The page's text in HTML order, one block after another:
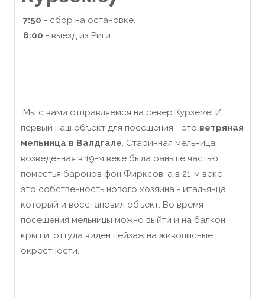
7:50 - сбор на остановке.
8:00 - выезд из Риги.
Мы с вами отправляемся на север Курземе! И
первый наш объект для посещения - это ветряная
мельница в Валдгале. Старинная мельница,
возведенная в 19-м веке была раньше частью
поместья баронов фон Фирксов, а в 21-м веке -
это собственность нового хозяина - итальянца,
который и восстановил объект. Во время
посещения мельницы можно выйти и на балкон
крыши, оттуда виден пейзаж на живописные
окрестности.